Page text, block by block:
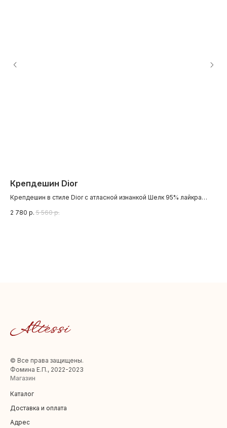
Крепдешин Dior
Крепдешин в стиле Dior с атласной изнанкой Шелк 95% лайкра
Шир 135
2 780 р. 5 560 р.
© Все права защищены.
Фомина Е.П., 2022-2023
Магазин
Каталог
Доставка и оплата
Адрес